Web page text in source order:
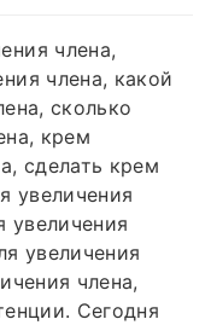
члена,
члена, какой
сколько
крем
сделать крем
увеличения
увеличения
увеличения
члена,
Сегодня